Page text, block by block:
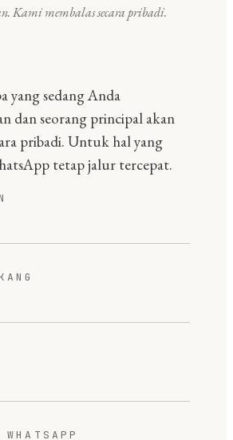
Kami membalas secara pribadi.
yang sedang Anda
dan seorang principal akan
pribadi. Untuk hal yang
tetap jalur tercepat.